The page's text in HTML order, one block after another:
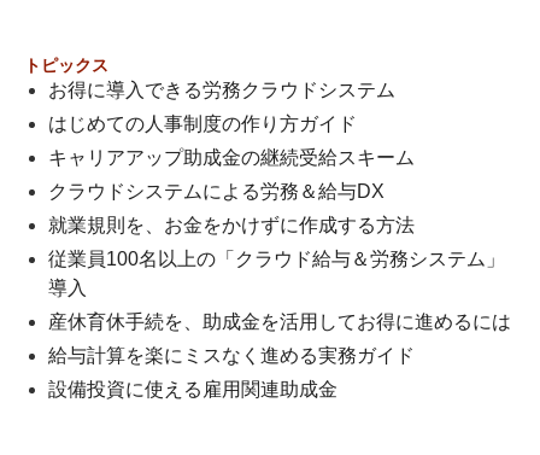
トピックス
お得に導入できる労務クラウドシステム
はじめての人事制度の作り方ガイド
キャリアアップ助成金の継続受給スキーム
クラウドシステムによる労務＆給与DX
就業規則を、お金をかけずに作成する方法
従業員100名以上の「クラウド給与＆労務システム」
導入
産休育休手続を、助成金を活用してお得に進めるには
給与計算を楽にミスなく進める実務ガイド
設備投資に使える雇用関連助成金